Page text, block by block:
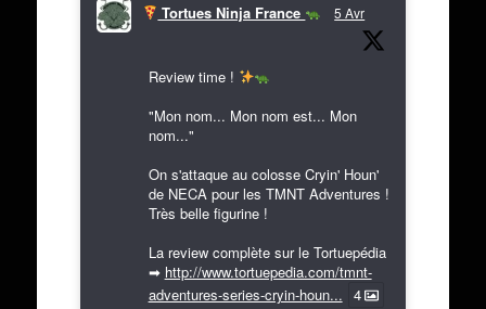
Tortues Ninja France 5 Avr
Review time !
"Mon nom... Mon nom est... Mon
nom..."
On s'attaque au colosse Cryin' Houn'
de NECA pour les TMNT Adventures !
Très belle figurine !
La review complète sur le Tortuepédia
➡ http://www.tortuepedia.com/tmnt-
adventures-series-cryin-houn... 4